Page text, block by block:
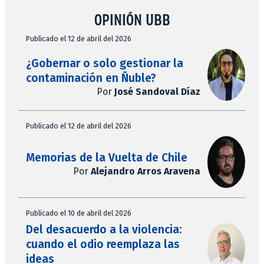
OPINIÓN UBB
Publicado el 12 de abril del 2026
¿Gobernar o solo gestionar la
contaminación en Ñuble?
Por José Sandoval Díaz
Publicado el 12 de abril del 2026
Memorias de la Vuelta de Chile
Por Alejandro Arros Aravena
Publicado el 10 de abril del 2026
Del desacuerdo a la violencia:
cuando el odio reemplaza las
ideas